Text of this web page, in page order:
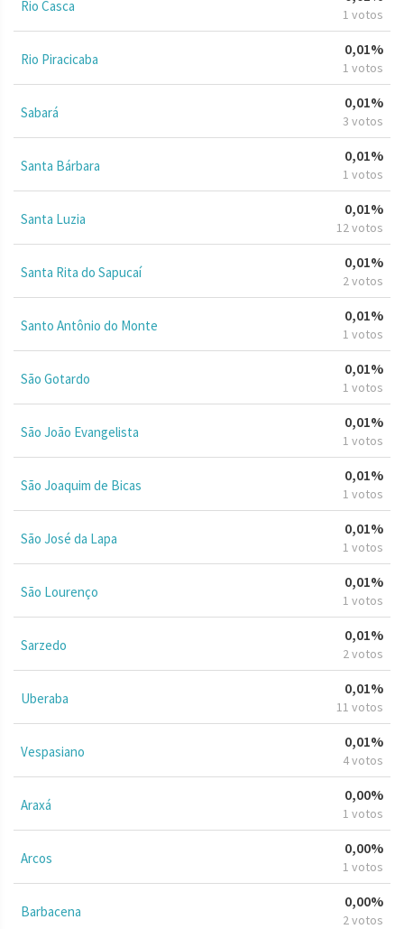
Rio Casca 1 votos
Rio Piracicaba
0,01%
1 votos
Sabará
0,01%
3 votos
Santa Bárbara
0,01%
1 votos
Santa Luzia
0,01%
12 votos
Santa Rita do Sapucaí
0,01%
2 votos
Santo Antônio do Monte
0,01%
1 votos
São Gotardo
0,01%
1 votos
São João Evangelista
0,01%
1 votos
São Joaquim de Bicas
0,01%
1 votos
São José da Lapa
0,01%
1 votos
São Lourenço
0,01%
1 votos
Sarzedo
0,01%
2 votos
Uberaba
0,01%
11 votos
Vespasiano
0,01%
4 votos
Araxá
0,00%
1 votos
Arcos
0,00%
1 votos
Barbacena
0,00%
2 votos